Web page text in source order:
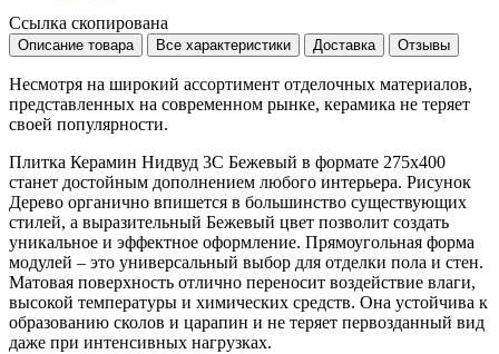
Ссылка скопирована
Описание товара Все характеристики Доставка Отзывы
Несмотря на широкий ассортимент отделочных материалов,
представленных на современном рынке, керамика не теряет
своей популярности.
Плитка Керамин Нидвуд 3С Бежевый в формате 275x400
станет достойным дополнением любого интерьера. Рисунок
Дерево органично впишется в большинство существующих
стилей, а выразительный Бежевый цвет позволит создать
уникальное и эффектное оформление. Прямоугольная форма
модулей – это универсальный выбор для отделки пола и стен.
Матовая поверхность отлично переносит воздействие влаги,
высокой температуры и химических средств. Она устойчива к
образованию сколов и царапин и не теряет первозданный вид
даже при интенсивных нагрузках.